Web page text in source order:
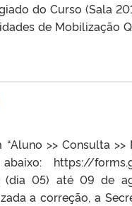
do Curso (Sala
de Mobilização
>> Consulta >>
https://
05) até 09 de
a correção, a